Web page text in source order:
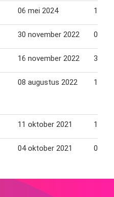
06 mei 2024 12
30 november 2022 05
16 november 2022 30
08 augustus 2022 13
11 oktober 2021 18
04 oktober 2021 09